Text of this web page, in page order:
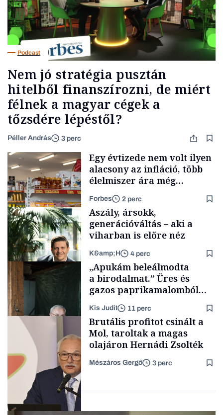
Podcast
Nem jó stratégia pusztán
hitelből finanszírozni, de miért
félnek a magyar cégek a
tőzsdére lépéstől?
Péller András 3 perc
Makro
Egy évtizede nem volt ilyen
alacsony az infláció, több
élelmiszer ára még
rohamosan csökken is
Forbes 2 perc
TÁMOGATÓI
TARTALOM
Aszály, ársokk,
generációváltás – aki a
viharban is előre néz
K&amp;H 4 perc
Családi
vállalkozások
„Apukám beleálmodta
a birodalmat.” Üres és
gazos paprikamalomból
lett az igazi családi
fűszersztori
Kis Judit 11 perc
Brutális profitot csinált a
Mol, taroltak a magas
olajáron Hernádi Zsolték
Mészáros Gergő 3 perc